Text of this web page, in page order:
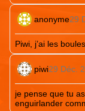
anonyme29
Piwi, j’ai les
piwi29 Déc.
je pense que tu
enguirlander